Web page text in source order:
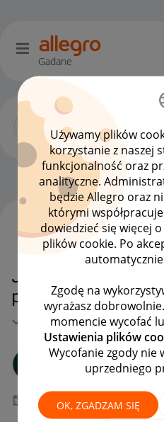
Używamy plików
korzystanie z naszej
funkcjonalność oraz
analityczne.
będzie Allegro oraz
którymi
dowiedzieć się więcej
plików cookie. Po
Zgodę na
wyrażasz
momencie wycofać
Ustawienia plików
Wycofanie zgody nie
uprzedniego
OK, ZGADZAM SIĘ
Gadane
Smart! dla kupujących
Jak zmienić punkt
przesyłki
MAMY ROZWIĄZANIE!
gabijano
#1 Nowicjusz
‎31-05-2026 07:06